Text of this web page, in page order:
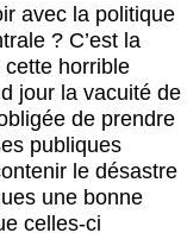
avec la politique
? C’est la
cette horrible
jour la vacuité de
de prendre
publiques
le désastre
une bonne
celles-ci